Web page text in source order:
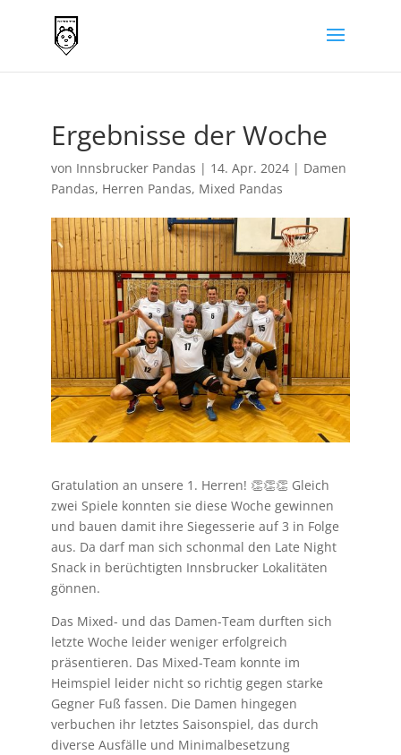
Ergebnisse der Woche
von Innsbrucker Pandas | 14. Apr. 2024| Damen
Pandas, Herren Pandas, Mixed Pandas
Gratulation an unsere 1. Herren! 👏👏👏 Gleich
zwei Spiele konnten sie diese Woche gewinnen
und bauen damit ihre Siegesserie auf 3 in Folge
aus. Da darf man sich schonmal den Late Night
Snack in berüchtigten Innsbrucker Lokalitäten
gönnen.
Das Mixed- und das Damen-Team durften sich
letzte Woche leider weniger erfolgreich
präsentieren. Das Mixed-Team konnte im
Heimspiel leider nicht so richtig gegen starke
Gegner Fuß fassen. Die Damen hingegen
verbuchen ihr letztes Saisonspiel, das durch
diverse Ausfälle und Minimalbesetzung